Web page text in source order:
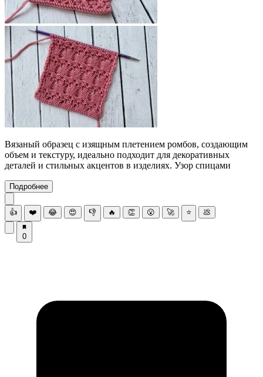
Вязаный образец с изящным плетением ромбов, создающим
объем и текстуру, идеально подходит для декоративных
деталей и стильных акцентов в изделиях. Узор спицами
Подробнее
👍 ❤️ 😂 😍 👎 🔥 👏 😮 🚀 ⭐ 💩
0